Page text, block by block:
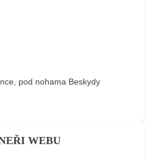
pod nohama Beskydy
WEBU